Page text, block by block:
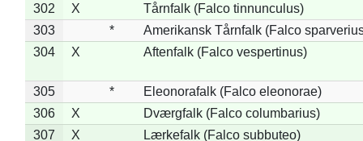
302
X
Tårnfalk (Falco tinnunculus)
303
*
Amerikansk Tårnfalk (Falco
304
X Aftenfalk (Falco vespertinus)
305 *
Eleonorafalk (Falco eleonorae)
306
X
Dværgfalk (Falco columbarius)
307
X Lærkefalk (Falco subbuteo)